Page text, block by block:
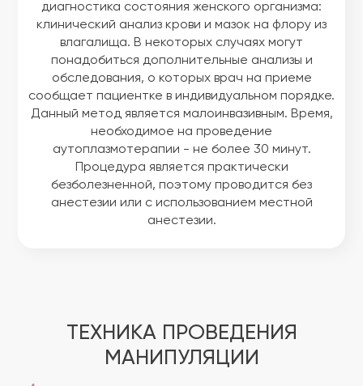
диагностика состояния женского организма:
клинический анализ крови и мазок на флору из
влагалища. В некоторых случаях могут
понадобиться дополнительные анализы и
обследования, о которых врач на приеме
сообщает пациентке в индивидуальном порядке.
Данный метод является малоинвазивным. Время,
необходимое на проведение
аутоплазмотерапии - не более 30 минут.
Процедура является практически
безболезненной, поэтому проводится без
анестезии или с использованием местной
анестезии.
ТЕХНИКА ПРОВЕДЕНИЯ
МАНИПУЛЯЦИИ